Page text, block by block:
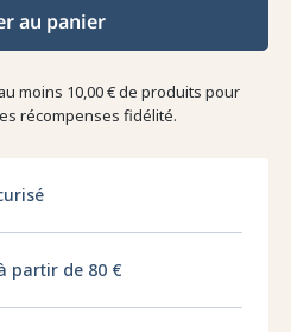
au panier
moins 10,00 € de produits pour
récompenses fidélité.
partir de 80 €